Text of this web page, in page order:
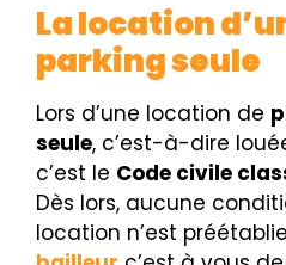
La location
parking seule
Lors d’une location de
seule, c’est-à-dire
c’est le Code civile
Dès lors, aucune
location n’est